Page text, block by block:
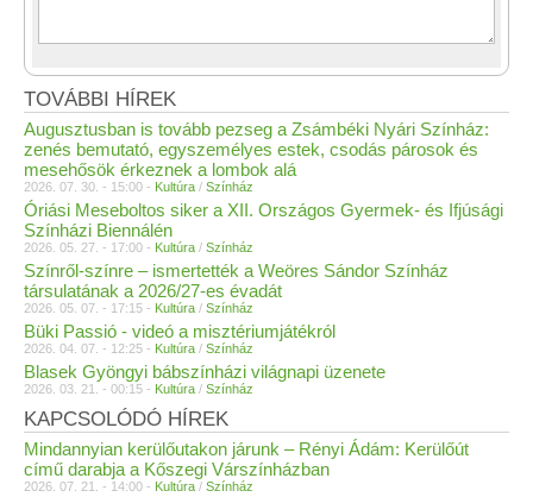
TOVÁBBI HÍREK
Augusztusban is tovább pezseg a Zsámbéki Nyári Színház:
zenés bemutató, egyszemélyes estek, csodás párosok és
mesehősök érkeznek a lombok alá
2026. 07. 30. - 15:00 - Kultúra / Színház
Óriási Meseboltos siker a XII. Országos Gyermek- és Ifjúsági
Színházi Biennálén
2026. 05. 27. - 17:00 - Kultúra / Színház
Színről-színre – ismertették a Weöres Sándor Színház
társulatának a 2026/27-es évadát
2026. 05. 07. - 17:15 - Kultúra / Színház
Büki Passió - videó a misztériumjátékról
2026. 04. 07. - 12:25 - Kultúra / Színház
Blasek Gyöngyi bábszínházi világnapi üzenete
2026. 03. 21. - 00:15 - Kultúra / Színház
KAPCSOLÓDÓ HÍREK
Mindannyian kerülőutakon járunk – Rényi Ádám: Kerülőút
című darabja a Kőszegi Várszínházban
2026. 07. 21. - 14:00 - Kultúra / Színház